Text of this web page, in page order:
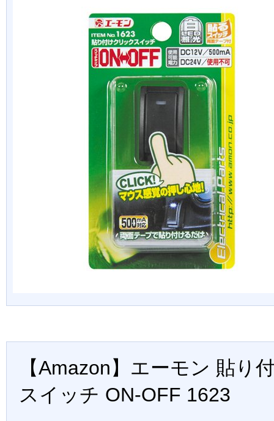
【Amazon】エーモン 貼り
スイッチ ON-OFF 1623